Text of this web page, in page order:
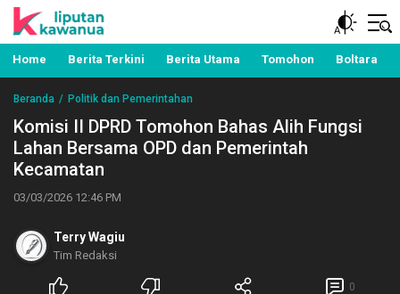
Liputan Kawanua
Berita Manado, Sulawesi Utara, Kawanua, Politik,
Pemerintahan, Hukum Kriminal dan Nasional
Home Berita Terkini Berita Utama Tomohon Boltara
Beranda Politik dan Pemerintahan
Komisi II DPRD Tomohon Bahas Alih Fungsi
Lahan Bersama OPD dan Pemerintah
Kecamatan
03/03/2026 12:46 PM
Terry Wagiu
Tim Redaksi
0